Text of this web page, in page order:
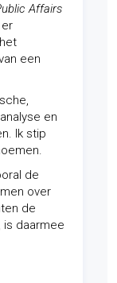
Affairs
een
en
Ik stip
de
over
de
is daarmee